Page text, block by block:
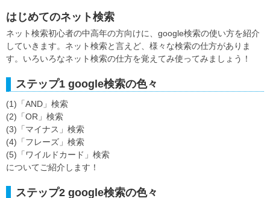
はじめてのネット検索
ネット検索初心者の中高年の方向けに、google検索の使い方を紹介
していきます。ネット検索と言えど、様々な検索の仕方がありま
す。いろいろなネット検索の仕方を覚えてみ使ってみましょう！
ステップ1 google検索の色々
(1)「AND」検索
(2)「OR」検索
(3)「マイナス」検索
(4)「フレーズ」検索
(5)「ワイルドカード」検索
についてご紹介します！
ステップ2 google検索の色々